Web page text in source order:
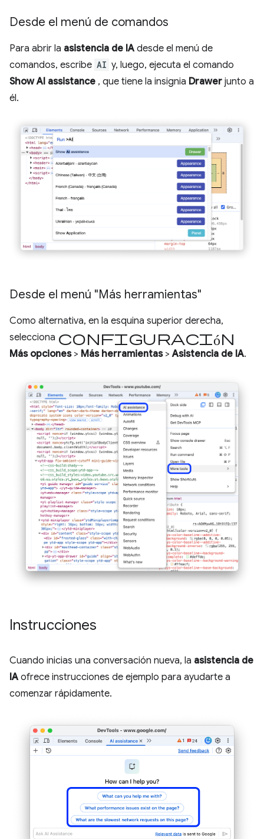
Desde el menú de comandos
Para abrir la asistencia de IA desde el menú de
comandos, escribe AI y, luego, ejecuta el comando
Show AI assistance , que tiene la insignia Drawer junto a
él.
Desde el menú "Más herramientas"
Como alternativa, en la esquina superior derecha,
selecciona configuración
Más opciones> Más herramientas>Asistencia de IA.
Instrucciones
Cuando inicias una conversación nueva, la asistencia de
IA ofrece instrucciones de ejemplo para ayudarte a
comenzar rápidamente.